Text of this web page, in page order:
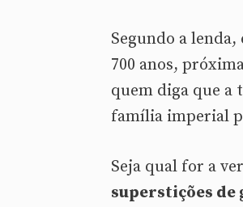
Segundo a
700 anos,
quem diga que a
família imperial
Seja qual for a
superstições de